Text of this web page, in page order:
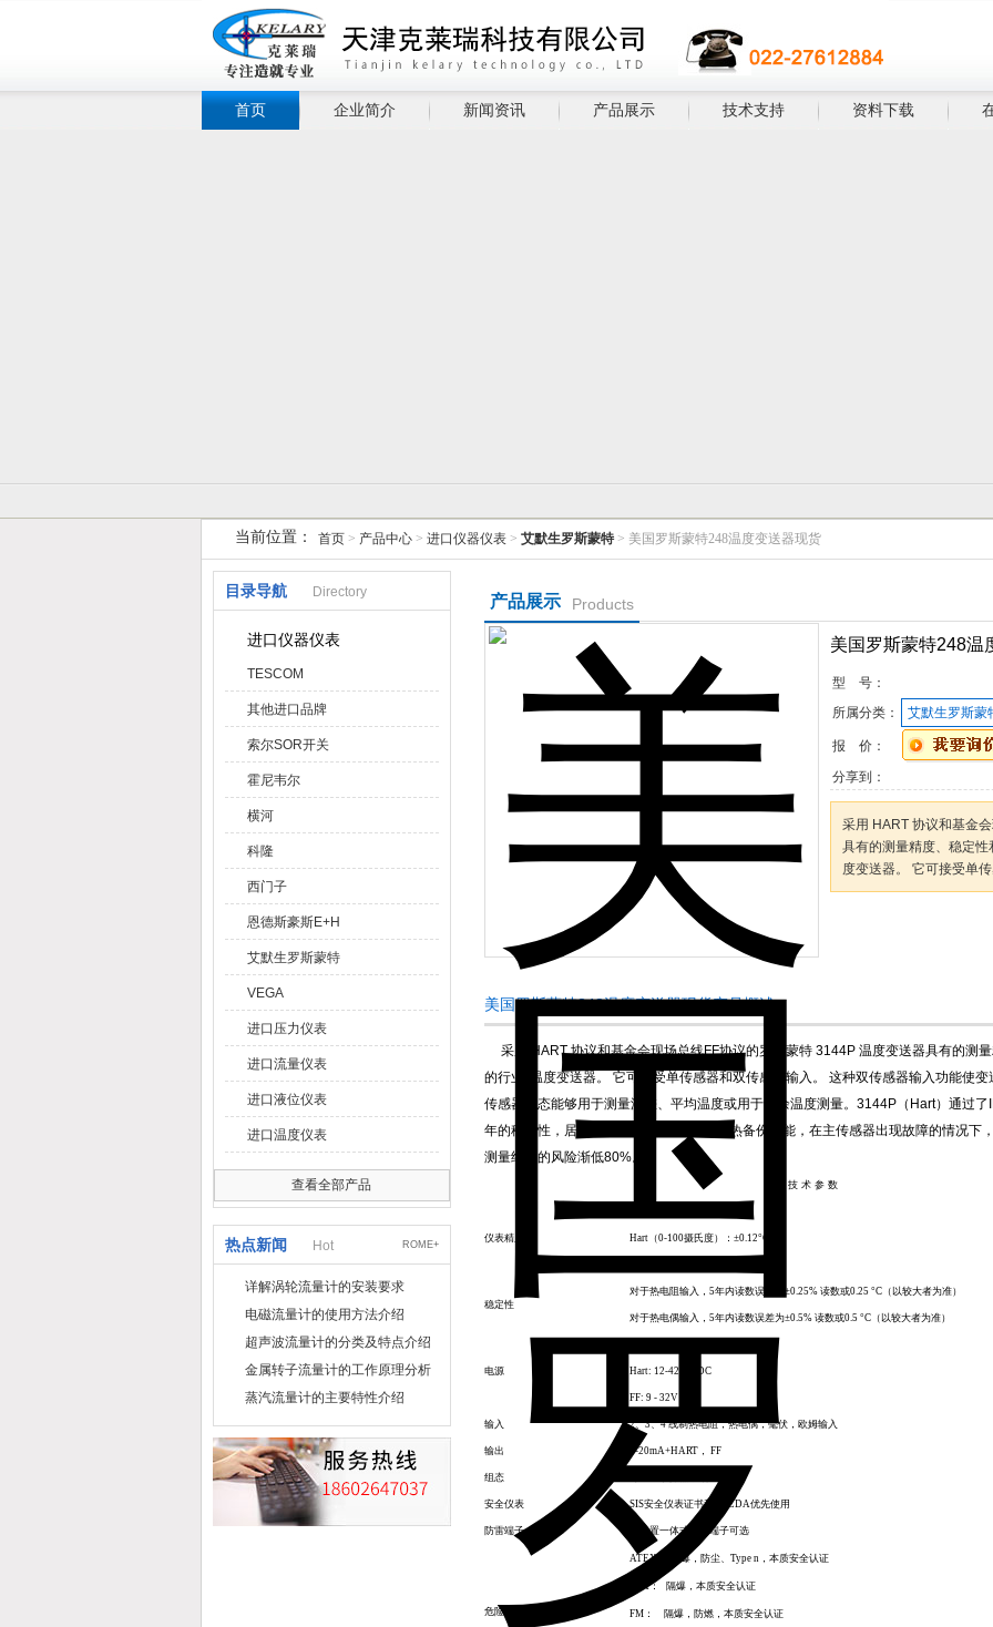
首页 企业简介 新闻资讯 产品展示 技术支持 资料下载
当前位置： 首页 > 产品中心 > 进口仪器仪表 > 艾默生罗斯蒙特> 美国罗斯蒙特248温度变送器现货
目录导航 Directory
进口仪器仪表
TESCOM
其他进口品牌
索尔SOR开关
霍尼韦尔
横河
科隆
西门子
恩德斯豪斯E+H
艾默生罗斯蒙特
VEGA
进口压力仪表
进口流量仪表
进口液位仪表
进口温度仪表
查看全部产品
热点新闻 Hot ROME+
详解涡轮流量计的安装要求
电磁流量计的使用方法介绍
超声波流量计的分类及特点介绍
金属转子流量计的工作原理分析
蒸汽流量计的主要特性介绍
产品展示 Products
美国罗斯蒙特248温
型 号：
所属分类：
艾默生罗斯蒙
报 价：
分享到：
采用 HART 协议和基金
具有的测量精度、稳定
度变送器。 它可接受单
美国罗斯蒙特248温度变送器现货产品概述：
采用 HART 协议和基金会现场总线FF协议的罗斯蒙特 3144P 温度变送器具有的测
的行业*温度变送器。 它可接受单传感器和双传感器输入。 这种双传感器输入功能使
传感器组态能够用于测量温差、平均温度或用于冗余温度测量。3144P（Hart）通过
年的稳定性，居同行业*水平。双传感器的热备份功能，在主传感器出现故障的情况下
测量结果的风险渐低80%。
技 术 参 数
仪表精度 Hart （0-100摄氏度）： ±0.12°C
稳定性
对于热电阻输入， 5年内读数误差为 ±0.25% 读数或0.25 °C （以较大者为准）
对于热电偶输入， 5年内读数误差为±0.5% 读数或0.5 °C （以较大者为准）
电源 Hart: 12-42.4 VDC
FF: 9 - 32V
输入 2、3、4线制热电阻，热电偶，毫伏，欧姆输入
输出 4-20mA+HART ， FF
组态
安全仪表 SIS安全仪表证书和 FMEDA优先使用
防雷端子 有内置一体式防雷端子可选
危险场所认证
ATEX 隔爆，防尘、 Type n ，本质安全认证
CSA： 隔爆，本质安全认证
FM ： 隔爆，防燃，本质安全认证